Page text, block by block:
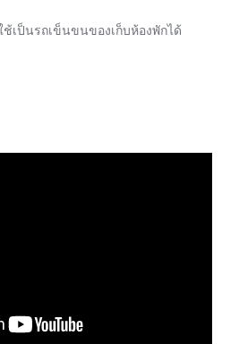
เป็นรถเข็นขนของเก็บห้องพักได้